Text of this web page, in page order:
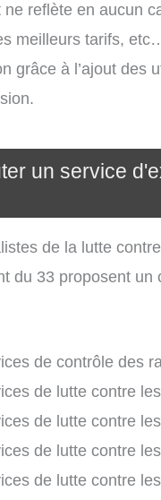
reflète en aucun
meilleurs tarifs,
grâce à l’ajout
un service
de la lutte
du 33 proposent
de contrôle des
de lutte contre
de lutte contre
de lutte contre
de lutte contre